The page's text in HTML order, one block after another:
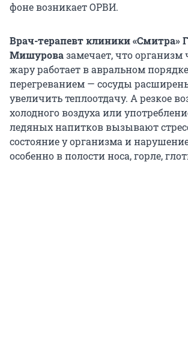
фоне возникает ОРВИ.
Врач-терапевт клиники «Смитра»
Мишуровазамечает, что организм
жару работает в авральном
перегреванием — сосуды
увеличить теплоотдачу. А резкое
холодного воздуха или
ледяных напитков вызывают
состояние у организма и
особенно в полости носа, горле,